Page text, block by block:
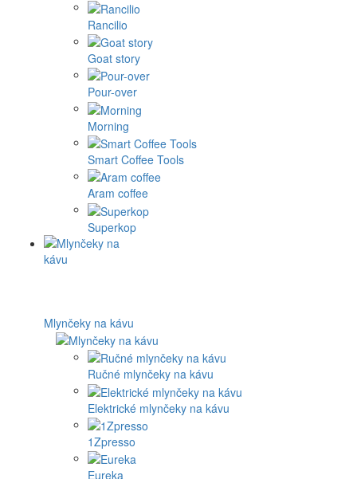
Rancilio
Goat story
Pour-over
Morning
Smart Coffee Tools
Aram coffee
Superkop
Mlynčeky na kávu
Ručné mlynčeky na kávu
Elektrické mlynčeky na kávu
1Zpresso
Eureka